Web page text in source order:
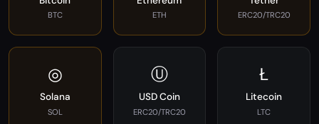
BTC ETH ERC20/TRC20
◎
Solana
SOL
Ⓤ
USD Coin
ERC20/TRC20
Ł
Litecoin
LTC